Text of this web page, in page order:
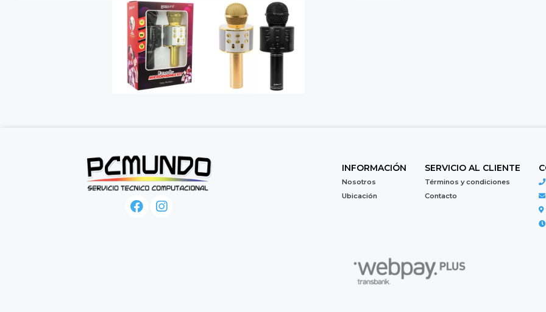
INFORMACIÓN
Nosotros
Ubicación
SERVICIO AL CLIENTE
Términos y condiciones
Contacto